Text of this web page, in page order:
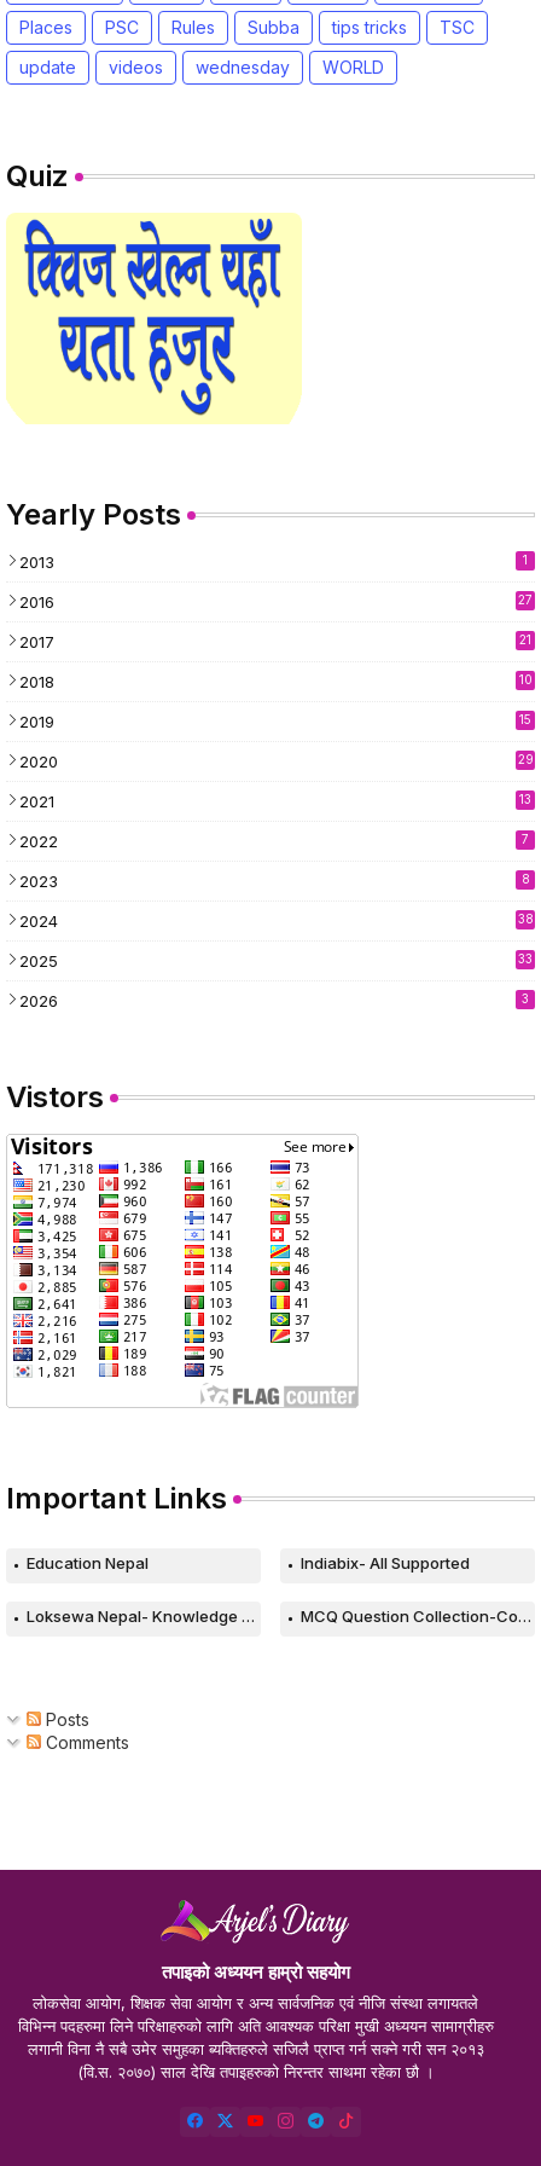
Places PSC Rules Subba tips tricks
TSC
update
videos wednesday WORLD
Quiz
Yearly Posts
2013 1
2016 27
2017 21
2018 10
2019 15
2020 29
2021 13
2022 7
2023 8
2024 38
2025 33
2026 3
Vistors
Important Links
Education Nepal Indiabix- All Supported
Loksewa Nepal- Knowledge Based Web MCQ Question Collection-Computer
Posts
Comments
तपाइको अध्ययन हाम्रो सहयोग
लोकसेवा आयोग, शिक्षक सेवा आयोग र अन्य सार्वजनिक एवं नीजि संस्था लगायतले
विभिन्न पदहरुमा लिने परिक्षाहरुको लागि अति आवश्यक परिक्षा मुखी अध्ययन सामाग्रीहरु
लगानी विना नै सबै उमेर समुहका ब्यक्तिहरुले सजिलै प्राप्त गर्न सक्ने गरी सन २०१३
(वि.स. २०७०) साल देखि तपाइहरुको निरन्तर साथमा रहेका छौ ।